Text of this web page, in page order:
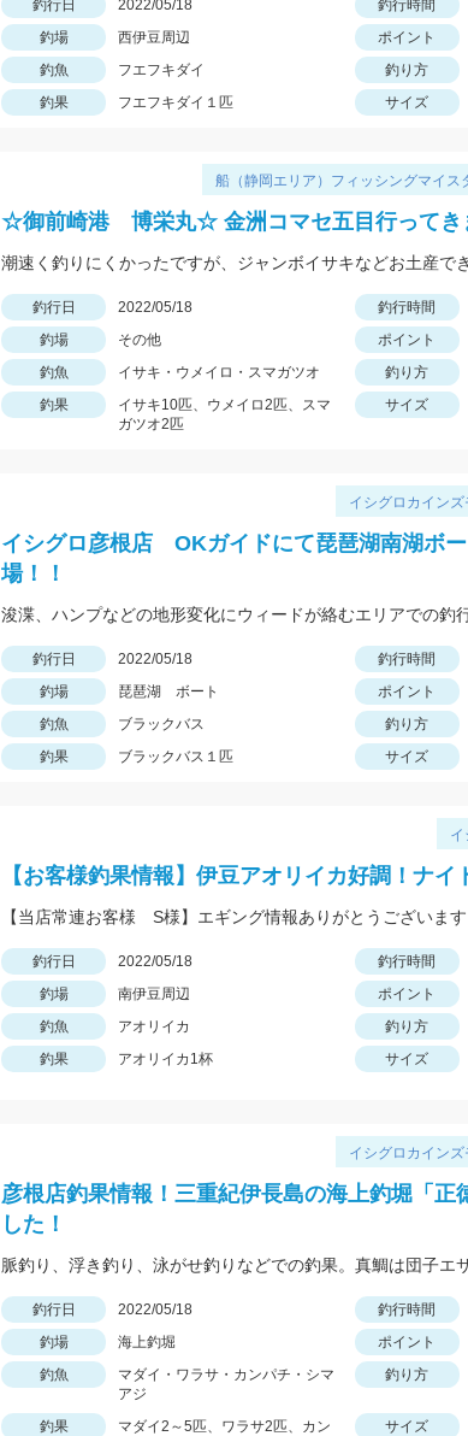
釣行日 2022/05/18 釣行時間
釣場
西伊豆周辺
ポイント
釣魚
フエフキダイ 釣り方
釣果
フエフキダイ１匹 サイズ
船（静岡エリア）フィッシングマイス
☆御前崎港 博栄丸☆ 金洲コマセ五目行ってき
潮速く釣りにくかったですが、ジャンボイサキなどお土産で
釣行日 2022/05/18 釣行時間
釣場
その他
ポイント
釣魚
イサキ・ウメイロ・スマガツオ 釣り方
釣果
イサキ10匹、ウメイロ2匹、スマ
ガツオ2匹
サイズ
イシグロカイン
イシグロ彦根店 OKガイドにて琵琶湖南湖ボ
場！！
釣行日 2022/05/18 釣行時間
釣場
琵琶湖 ボート ポイント
釣魚
ブラックバス 釣り方
釣果
ブラックバス１匹 サイズ
イ
【お客様釣果情報】伊豆アオリイカ好調！ナイ
釣行日 2022/05/18 釣行時間
釣場
南伊豆周辺
ポイント
釣魚
アオリイカ 釣り方
釣果
アオリイカ1杯 サイズ
イシグロカイン
彦根店釣果情報！三重紀伊長島の海上釣堀「正
した！
釣行日 2022/05/18 釣行時間
釣場
海上釣堀 ポイント
釣魚
マダイ・ワラサ・カンパチ・シマ
アジ
釣り方
釣果
マダイ2～5匹、ワラサ2匹、カン
サイズ